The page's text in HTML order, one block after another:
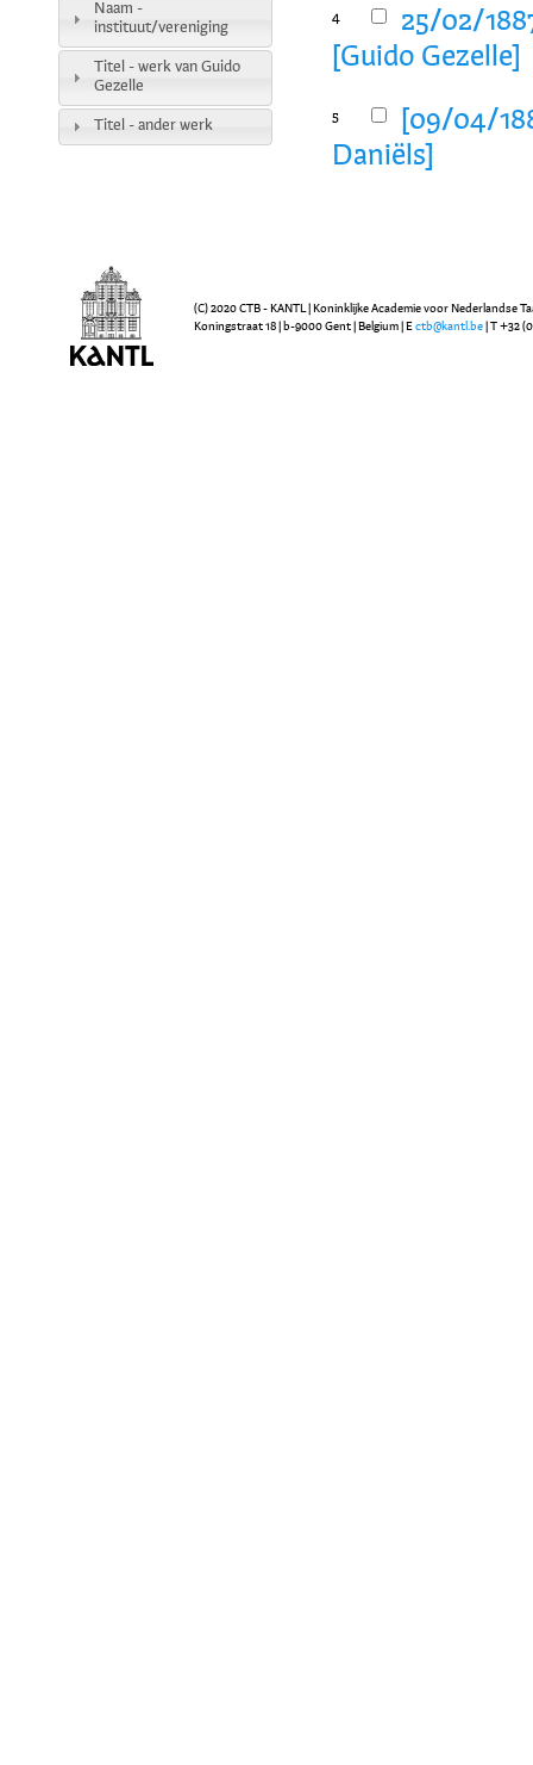
4
25/02/
[Guido Gezelle]
5
[09/04/
Daniëls]
Naam -
instituut/vereniging
Titel - werk van Guido
Gezelle
Titel - ander werk
(C) 2020 CTB - KANTL | Koninklijke Academie voor Nederlandse
Koningstraat 18 | b-9000 Gent | Belgium | E ctb@kantl.be | T +32